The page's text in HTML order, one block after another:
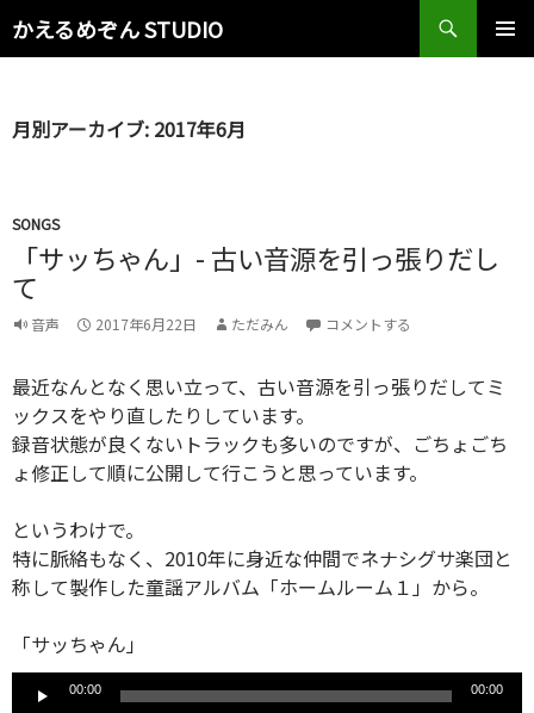
かえるめぞん STUDIO
検
索
ン
キ
プ
月別アーカイブ: 2017年6月
SONGS
「サッちゃん」- 古い音源を引っ張りだし
て
音声 2017年6月22日 ただみん コメントする
最近なんとなく思い立って、古い音源を引っ張りだしてミ
ックスをやり直したりしています。
録音状態が良くないトラックも多いのですが、ごちょごち
ょ修正して順に公開して行こうと思っています。
というわけで。
特に脈絡もなく、2010年に身近な仲間でネナシグサ楽団と
称して製作した童謡アルバム「ホームルーム１」から。
「サッちゃん」
音
00:00 00:00